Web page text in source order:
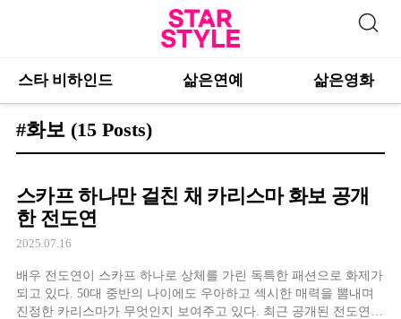
스타 비하인드 삶은연예 삶은영화
#화보 (15 Posts)
스카프 하나만 걸친 채 카리스마 화보 공개
한 전도연
2025.07.16
배우 전도연이 스카프 하나로 상체를 가린 독특한 패션으로 화제가
되고 있다. 50대 중반의 나이에도 우아하고 섹시한 매력을 뽐내며
진정한 카리스마가 무엇인지 보여주고 있다. 최근 공개된 전도연의